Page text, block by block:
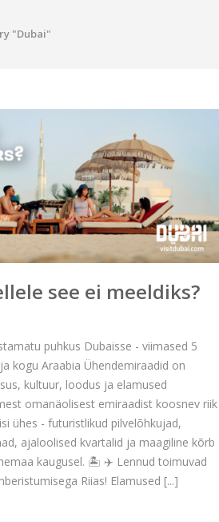
"Dubai"
see ei meeldiks?
puhkus Dubaisse - viimased 5
kogu Araabia Ühendemiraadid on
kultuur, loodus ja elamused
omanäolisest emiraadist koosnev riik
ühes - futuristlikud pilvelõhkujad,
ajaloolised kvartalid ja maagiline kõrb
kaugusel. 🏝️ ✈️ Lennud toimuvad
Riias! Elamused [...]